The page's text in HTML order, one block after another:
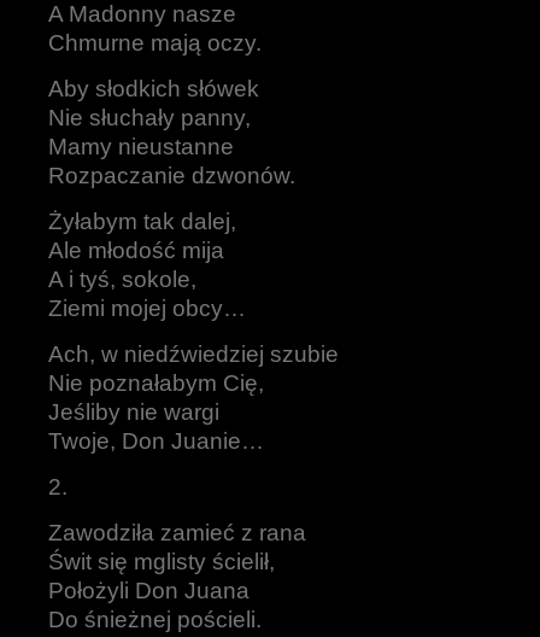
A Madonny nasze
Chmurne mają oczy.
Aby słodkich słówek
Nie słuchały panny,
Mamy nieustanne
Rozpaczanie dzwonów.
Żyłabym tak dalej,
Ale młodość mija
A i tyś, sokole,
Ziemi mojej obcy…
Ach, w niedźwiedziej szubie
Nie poznałabym Cię,
Jeśliby nie wargi
Twoje, Don Juanie…
2.
Zawodziła zamieć z rana
Świt się mglisty ścielił,
Położyli Don Juana
Do śnieżnej pościeli.